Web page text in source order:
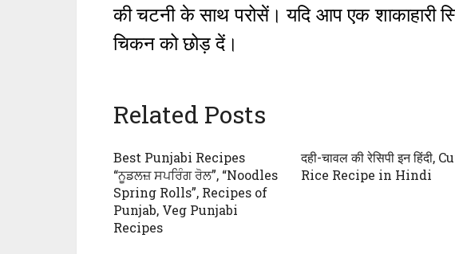
की चटनी के साथ परोसें। यदि आप एक शाकाहारी
चिकन को छोड़ दें।
Related Posts
Best Punjabi Recipes
“ਨੂਡਲਜ਼ ਸਪਰਿੰਗ ਰੋਲ”, “Noodles
Spring Rolls”, Recipes of
Punjab, Veg Punjabi
Recipes
दही-चावल की रेसिपी इन हिंदी,
Rice Recipe in Hindi